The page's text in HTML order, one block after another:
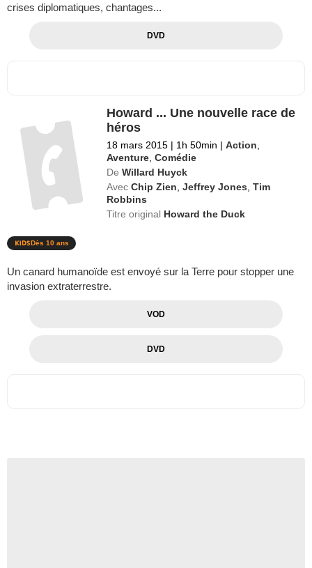
crises diplomatiques, chantages...
DVD
Howard ... Une nouvelle race de
héros
18 mars 2015 | 1h 50min | Action
Aventure ,Comédie
De Willard Huyck
Avec Chip Zien ,Jeffrey Jones ,Tim
Robbins
Titre original Howard the Duck
Dès 10 ans
Un canard humanoïde est envoyé sur la Terre pour stopper une
invasion extraterrestre.
VOD
DVD